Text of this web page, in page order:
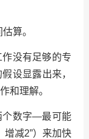
算。
没有足够的专
设显露出来，
和理解。
数字—最可能
增减2”）来加快